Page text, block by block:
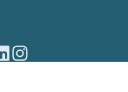
pestaña)
(nueva pestaña)